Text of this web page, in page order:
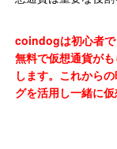
coindogは初心者で
無料で仮想通貨が
します。これから
グを活用し一緒に